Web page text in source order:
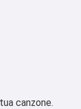
canzone.